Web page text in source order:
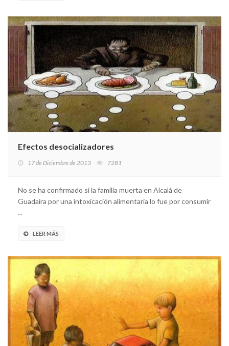
Efectos desocializadores
17 de Diciembre de 2013 7281
No se ha confirmado si la familia muerta en Alcalá de
Guadaíra por una intoxicación alimentaria lo fue por consumir
...
LEER MÁS